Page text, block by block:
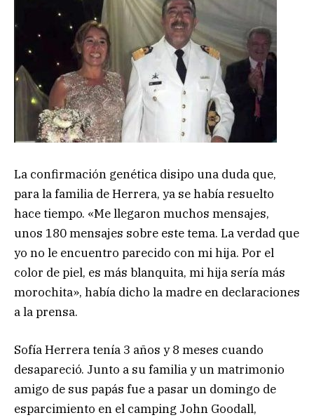
La confirmación genética disipo una duda que,
para la familia de Herrera, ya se había resuelto
hace tiempo. «Me llegaron muchos mensajes,
unos 180 mensajes sobre este tema. La verdad que
yo no le encuentro parecido con mi hija. Por el
color de piel, es más blanquita, mi hija sería más
morochita», había dicho la madre en declaraciones
a la prensa.
Sofía Herrera tenía 3 años y 8 meses cuando
desapareció. Junto a su familia y un matrimonio
amigo de sus papás fue a pasar un domingo de
esparcimiento en el camping John Goodall,